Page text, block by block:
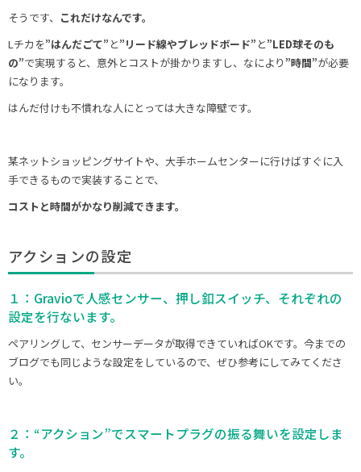
そうです、 これだけなんです。
Lチカを”はんだごて” と”リード線やブレッドボード” と”LED球そのも
の”で実現すると、意外とコストが掛かりますし、なにより ”時間”が必要
になります。
はんだ付けも不慣れな人にとっては大きな障壁です。
某ネットショッピングサイトや、大手ホームセンターに行けばすぐに入
手できるもので実装することで、
コストと時間がかなり削減できます。
アクションの設定
１：Gravioで人感センサー、押し釦スイッチ、それぞれの
設定を行ないます。
ペアリングして、センサーデータが取得できていればOKです。今までの
ブログでも同じような設定をしているので、ぜひ参考にしてみてくださ
い。
２：“アクション”でスマートプラグの振る舞いを設定しま
す。